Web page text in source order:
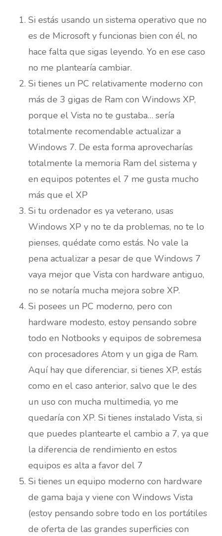
Si estás usando un sistema operativo que no
es de Microsoft y funcionas bien con él, no
hace falta que sigas leyendo. Yo en ese caso
no me plantearía cambiar.
Si tienes un PC relativamente moderno con
más de 3 gigas de Ram con Windows XP,
porque el Vista no te gustaba… sería
totalmente recomendable actualizar a
Windows 7. De esta forma aprovecharías
totalmente la memoria Ram del sistema y
en equipos potentes el 7 me gusta mucho
más que el XP
Si tu ordenador es ya veterano, usas
Windows XP y no te da problemas, no te lo
pienses, quédate como estás. No vale la
pena actualizar a pesar de que Windows 7
vaya mejor que Vista con hardware antiguo,
no se notaría mucha mejora sobre XP.
Si posees un PC moderno, pero con
hardware modesto, estoy pensando sobre
todo en Notbooks y equipos de sobremesa
con procesadores Atom y un giga de Ram.
Aquí hay que diferenciar, si tienes XP, estás
como en el caso anterior, salvo que le des
un uso con mucha multimedia, yo me
quedaría con XP. Si tienes instalado Vista, si
que puedes plantearte el cambio a 7, ya que
la diferencia de rendimiento en estos
equipos es alta a favor del 7
Si tienes un equipo moderno con hardware
de gama baja y viene con Windows Vista
(estoy pensando sobre todo en los portátiles
de oferta de las grandes superficies con